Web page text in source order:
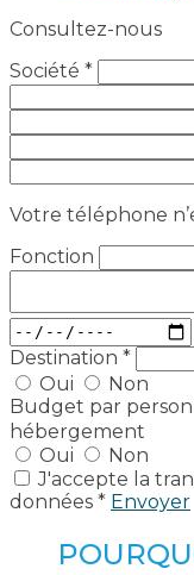
Consultez-nous
Société *
Votre téléphone
Fonction
Destination *
Oui
Non
Budget par
hébergement
Oui
Non
J'accepte la
données * Envoyer